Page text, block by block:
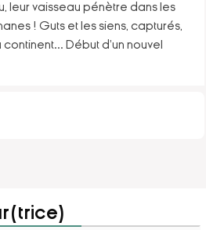
leur vaisseau pénètre dans les
! Guts et les siens, capturés,
Début d'un nouvel